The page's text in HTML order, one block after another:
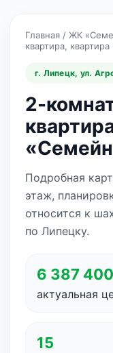
Главная / ЖК
квартира,
г. Липецк, ул.
2-
Подробная
этаж,
относится к
по Липецку.
6 387
актуальная
15